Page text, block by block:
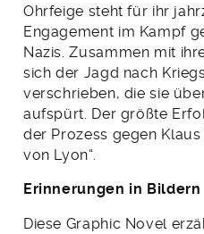
Ohrfeige steht für ihr
Engagement im Kampf
Nazis. Zusammen mit
sich der Jagd nach
verschrieben, die sie
aufspürt. Der größte
der Prozess gegen
von Lyon“.
Erinnerungen in Bildern
Diese Graphic Novel